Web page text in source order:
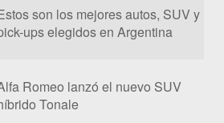
son los mejores autos, SUV y
ups elegidos en Argentina
Romeo lanzó el nuevo SUV
Tonale